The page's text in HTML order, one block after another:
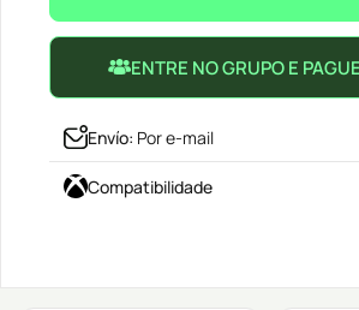
ENTRE NO GRUPO E
Envío: Por e-mail
Compatibilidade